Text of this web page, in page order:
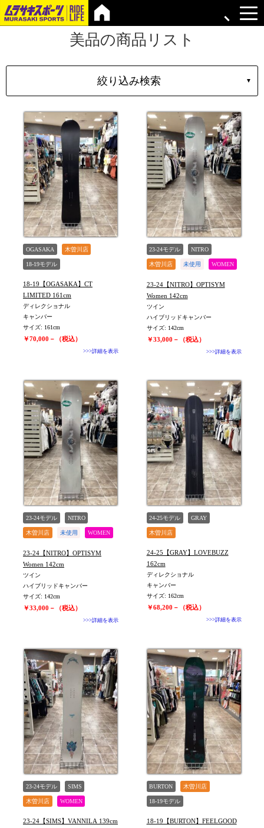
美品の商品リスト
絞り込み検索 ▼
ブランド
在庫店舗
TYPE
OGASAKA 木曽川店
18-19モデル
18-19【OGASAKA】CT
LIMITED 161cm
ディレクショナル
キャンバー
サイズ: 161cm
￥70,000－（税込）
>>>詳細を表示
23-24モデル NITRO
木曽川店 未使用 WOMEN
23-24【NITRO】OPTISYM
Women 142cm
ツイン
ハイブリッドキャンバー
サイズ: 142cm
￥33,000－（税込）
>>>詳細を表示
23-24モデル NITRO
木曽川店 未使用 WOMEN
23-24【NITRO】OPTISYM
Women 142cm
ツイン
ハイブリッドキャンバー
サイズ: 142cm
￥33,000－（税込）
>>>詳細を表示
24-25モデル GRAY
木曽川店
24-25【GRAY】LOVEBUZZ
162cm
ディレクショナル
キャンバー
サイズ: 162cm
￥68,200－（税込）
>>>詳細を表示
23-24モデル SIMS
木曽川店 WOMEN
23-24【SIMS】VANNILA 139cm
BURTON 木曽川店
18-19モデル
18-19【BURTON】FEELGOOD